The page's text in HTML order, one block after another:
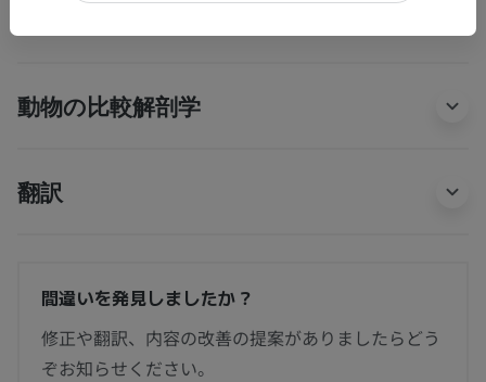
動物の比較解剖学
翻訳
間違いを発見しましたか？
修正や翻訳、内容の改善の提案がありましたらどう
ぞお知らせください。